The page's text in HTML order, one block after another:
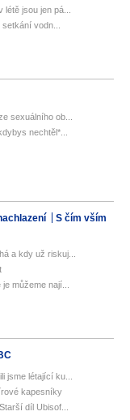
jsou jen pá...
vodn...
sexuálního ob...
nechtěl*...
S čím vším
a kdy už riskuj...
můžeme nají...
jsme létající ku...
kapesníky
díl Ubisof...